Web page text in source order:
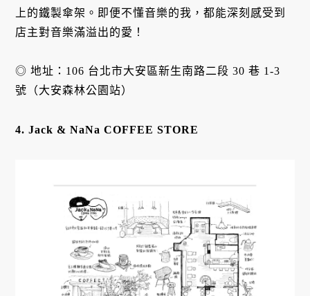
上的鐵製傘架。即便不懂音樂的我，都能深刻感受到
店主對音樂滿溢出的愛！
◎ 地址：106 台北市大安區新生南路二段 30 巷 1-3
號（大安森林公園站）
4. Jack & NaNa COFFEE STORE